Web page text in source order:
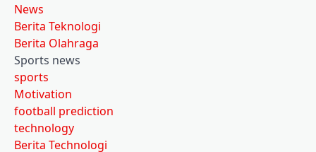
News
Berita Teknologi
Berita Olahraga
Sports news
sports
Motivation
football prediction
technology
Berita Technologi